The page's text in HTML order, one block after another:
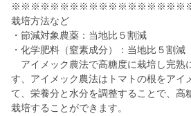
栽培方法など
・節減対象農薬：当地比５割減
・化学肥料（窒素成分）：当地比５割減
アイメック農法で高糖度に栽培し完熟
す、アイメック農法はトマトの根をアイ
て、栄養分と水分を調整することで、高
栽培することができます。